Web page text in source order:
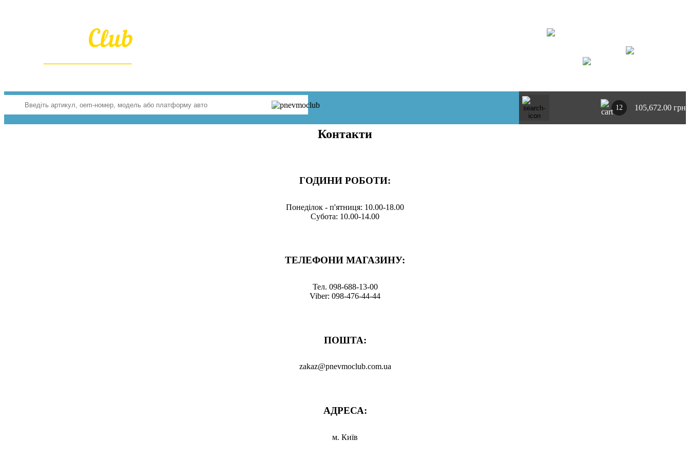
12 105,672.00 грн
Контакти
ГОДИНИ РОБОТИ:
Понеділок - п'ятниця: 10.00-18.00
Субота: 10.00-14.00
ТЕЛЕФОНИ МАГАЗИНУ:
Тел. 098-688-13-00
Viber: 098-476-44-44
ПОШТА:
zakaz@pnevmoclub.com.ua
АДРЕСА:
м. Київ